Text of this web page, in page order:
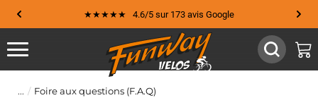
★★★★★ 4.6/5 sur 173 avis Google
Foire aux questions (F.A.Q)